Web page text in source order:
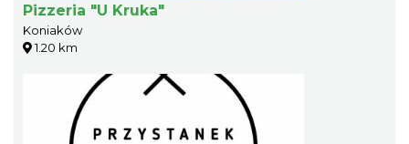
Pizzeria "U Kruka"
Koniaków
1.20 km